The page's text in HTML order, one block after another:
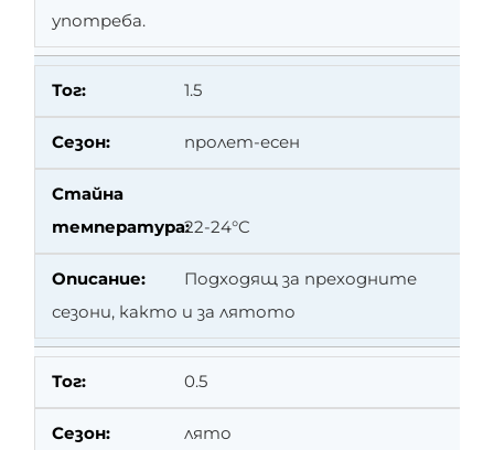
употреба.
1.5
пролет-есен
22-24°C
Подходящ за преходните
сезони, както и за лятото
0.5
лято